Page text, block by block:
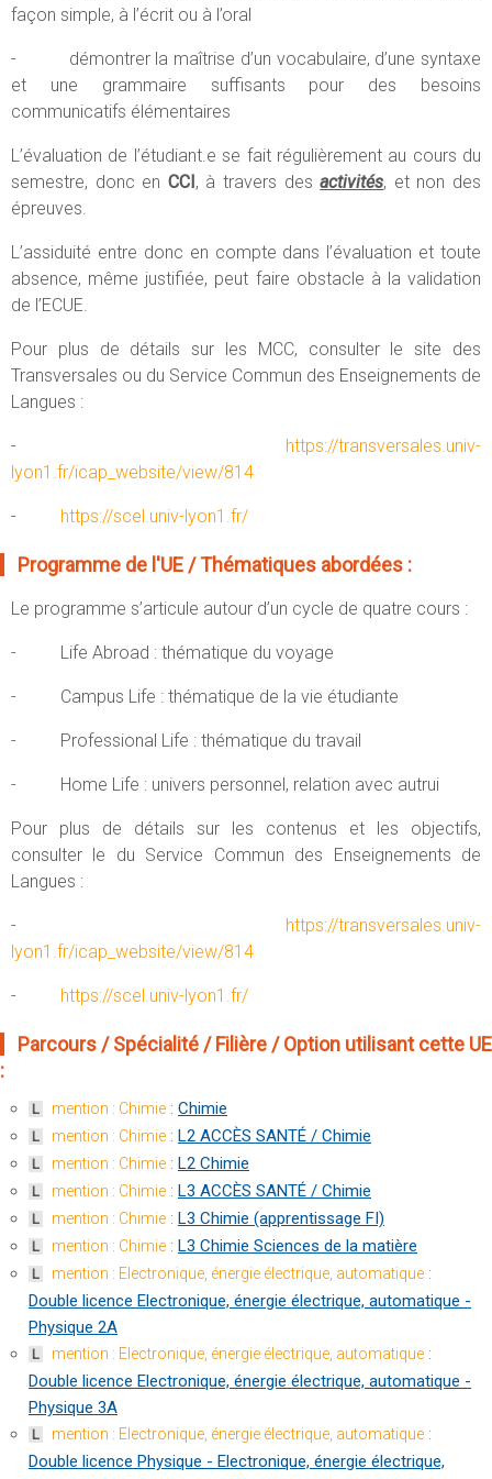
façon simple, à l’écrit ou à l’oral
- démontrer la maîtrise d’un vocabulaire, d’une syntaxe
et une grammaire suffisants pour des besoins
communicatifs élémentaires
L’évaluation de l’étudiant.e se fait régulièrement au cours du
semestre, donc en CCI, à travers desactivités, et non des
épreuves.
L’assiduité entre donc en compte dans l’évaluation et toute
absence, même justifiée, peut faire obstacle à la validation
de l’ECUE.
Pour plus de détails sur les MCC, consulter le site des
Transversales ou du Service Commun des Enseignements de
Langues :
- https://transversales.univ-
lyon1.fr/icap_website/view/814
- https://scel.univ-lyon1.fr/
Programme de l'UE / Thématiques abordées :
Le programme s’articule autour d’un cycle de quatre cours :
- Life Abroad : thématique du voyage
- Campus Life : thématique de la vie étudiante
- Professional Life : thématique du travail
- Home Life : univers personnel, relation avec autrui
Pour plus de détails sur les contenus et les objectifs,
consulter le du Service Commun des Enseignements de
Langues :
- https://transversales.univ-
lyon1.fr/icap_website/view/814
- https://scel.univ-lyon1.fr/
Parcours / Spécialité / Filière / Option utilisant cette UE
:
L mention : Chimie : Chimie
L mention : Chimie : L2 ACCÈS SANTÉ / Chimie
L mention : Chimie : L2 Chimie
L mention : Chimie : L3 ACCÈS SANTÉ / Chimie
L mention : Chimie : L3 Chimie (apprentissage FI)
L mention : Chimie : L3 Chimie Sciences de la matière
L mention : Electronique, énergie électrique, automatique :
Double licence Electronique, énergie électrique, automatique -
Physique 2A
L mention : Electronique, énergie électrique, automatique :
Double licence Electronique, énergie électrique, automatique -
Physique 3A
L mention : Electronique, énergie électrique, automatique :
Double licence Physique - Electronique, énergie électrique,